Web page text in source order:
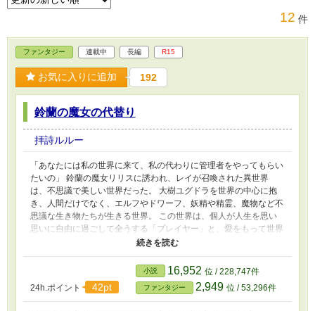
12 件
ファンタジー 連載中 長編 R15
お気に入りに追加 192
鈴蘭の魔女の代替り
拝詩ルルー
「あなたには私の世界に来て、私の代わりに管理者をやってもらい
たいの」 鈴蘭の魔女リリスに誘われ、レイが召喚された異世界
は、不思議で美しい世界だった。 大樹ユグドラを世界の中心に抱
き、人間だけでなく、エルフやドワーフ、妖精や精霊、魔物など不
思議な生き物たちが生きる世界。 この世界は、個人が人生を思い
思いに自由に過ごして全うする「プレイヤー」と、愛をもって世界
システムを管理・運営していく「管理者」の二つに分かれた世界だ
った。 リリスに子供の姿に戻されたレイは、管理者の一員となっ
て、世界の運営に携わっていく。 おとぎ話のような世界の中で、
時に旅しては世界の美しさに感動し、世界の不思議に触れては驚か
され、時に任務や管理者の不条理に悩み、周りの優しさに助けられ
る……レイと仲間達が少しずつ成長してく物語。 ※ストーリーは
24h.ポイント 42pt
小説 16,952 位 / 228,747件
ファンタジー 2,949 位 / 53,296件